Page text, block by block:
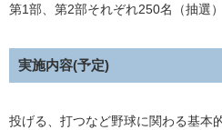
第1部、第2部それぞれ250名（抽選）
実施内容(予定)
投げる、打つなど野球に関わる基本